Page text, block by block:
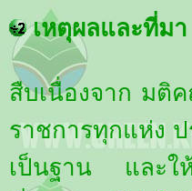
เหตุผลและที่มา
สืบเนื่องจาก มติ
ราชการทุกแห่ง
เป็นฐาน และให้